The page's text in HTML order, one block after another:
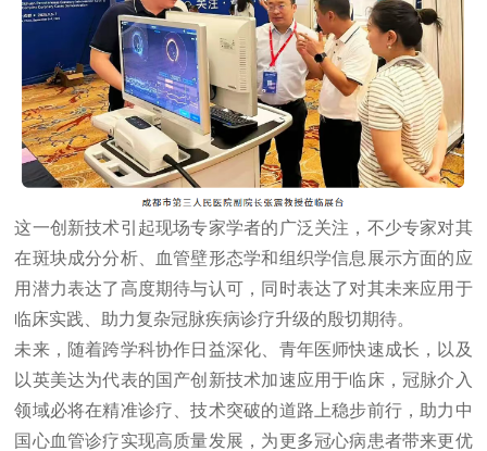
这一创新技术引起现场专家学者的广泛关注，不少专家对其
在斑块成分分析、血管壁形态学和组织学信息展示方面的应
用潜力表达了高度期待与认可，同时表达了对其未来应用于
临床实践、助力复杂冠脉疾病诊疗升级的殷切期待。
未来，随着跨学科协作日益深化、青年医师快速成长，以及
以英美达为代表的国产创新技术加速应用于临床，冠脉介入
领域必将在精准诊疗、技术突破的道路上稳步前行，助力中
国心血管诊疗实现高质量发展，为更多冠心病患者带来更优